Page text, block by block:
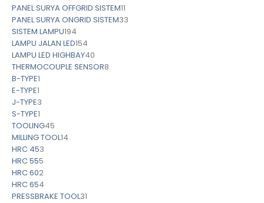
PANEL SURYA OFFGRID SISTEM11
PANEL SURYA ONGRID SISTEM33
SISTEM LAMPU194
LAMPU JALAN LED154
LAMPU LED HIGHBAY40
THERMOCOUPLE SENSOR8
B-TYPE1
E-TYPE1
J-TYPE3
S-TYPE1
TOOLING45
MILLING TOOL14
HRC 453
HRC 555
HRC 602
HRC 654
PRESSBRAKE TOOL31